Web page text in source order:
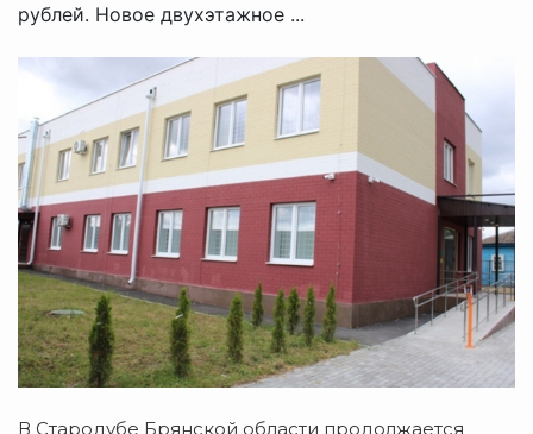
рублей. Новое двухэтажное ...
В Стародубе Брянской области продолжается